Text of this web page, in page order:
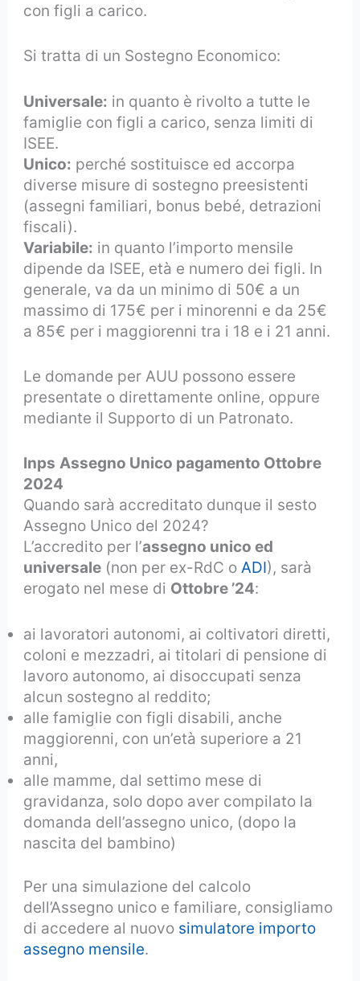
con figli a carico.
Si tratta di un Sostegno Economico:
Universale: in quanto è rivolto a tutte le
famiglie con figli a carico, senza limiti di
ISEE.
Unico: perché sostituisce ed accorpa
diverse misure di sostegno preesistenti
(assegni familiari, bonus bebé, detrazioni
fiscali).
Variabile: in quanto l’importo mensile
dipende da ISEE, età e numero dei figli. In
generale, va da un minimo di 50€ a un
massimo di 175€ per i minorenni e da 25€
a 85€ per i maggiorenni tra i 18 e i 21 anni.
Le domande per AUU possono essere
presentate o direttamente online, oppure
mediante il Supporto di un Patronato.
Inps Assegno Unico pagamento Ottobre
2024
Quando sarà accreditato dunque il sesto
Assegno Unico del 2024?
L’accredito per l’assegno unico ed
universale (non per ex-RdC oADI), sarà
erogato nel mese di Ottobre ’24:
ai lavoratori autonomi, ai coltivatori diretti,
coloni e mezzadri, ai titolari di pensione di
lavoro autonomo, ai disoccupati senza
alcun sostegno al reddito;
alle famiglie con figli disabili, anche
maggiorenni, con un’età superiore a 21
anni,
alle mamme, dal settimo mese di
gravidanza, solo dopo aver compilato la
domanda dell’assegno unico, (dopo la
nascita del bambino)
Per una simulazione del calcolo
dell’Assegno unico e familiare, consigliamo
di accedere al nuovo simulatore importo
assegno mensile.